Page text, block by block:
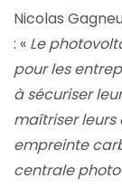
Nicolas
: « Le
pour les
à sécuriser
maîtriser
empreinte
centrale